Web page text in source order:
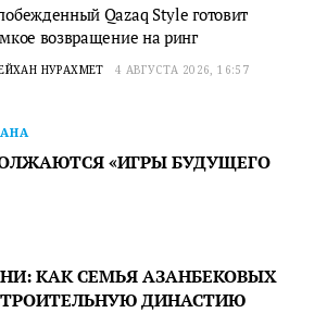
Qazaq Style готовит
возвращение на ринг
НУРАХМЕТ 4 АВГУСТА 2026, 16:57
«ИГРЫ БУДУЩЕГО
КАК СЕМЬЯ АЗАНБЕКОВЫХ
ДИНАСТИЮ